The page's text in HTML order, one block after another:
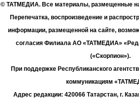
© ТАТМЕДИА. Все материалы, размещенные
Перепечатка, воспроизведение и
информации, размещенной на сайте,
согласия Филиала АО «ТАТМЕДИА»
(«Скорпион»).
При поддержке Республиканского
коммуникациям
Адрес редакции: 420066 Татарстан, г.